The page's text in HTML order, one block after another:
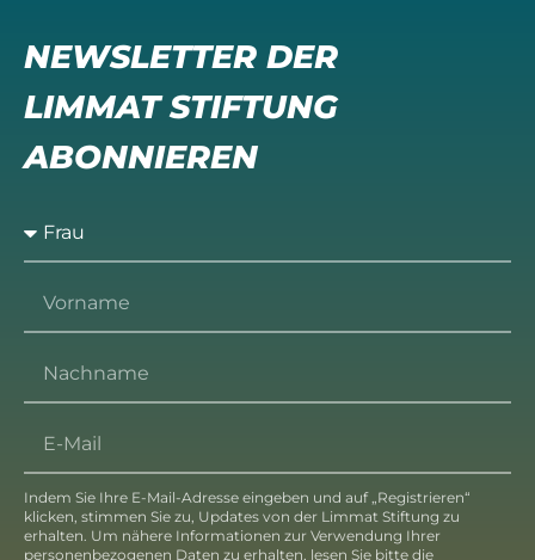
NEWSLETTER DER
LIMMAT STIFTUNG
ABONNIEREN
Indem Sie Ihre E-Mail-Adresse eingeben und auf „Registrieren“
klicken, stimmen Sie zu, Updates von der Limmat Stiftung zu
erhalten. Um nähere Informationen zur Verwendung Ihrer
personenbezogenen Daten zu erhalten, lesen Sie bitte die